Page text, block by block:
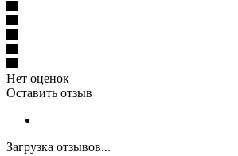
Нет оценок
Оставить отзыв
Загрузка отзывов...